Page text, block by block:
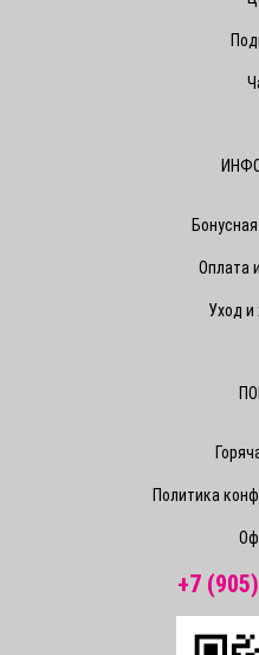
Оплата
Уход и
Политика
+7